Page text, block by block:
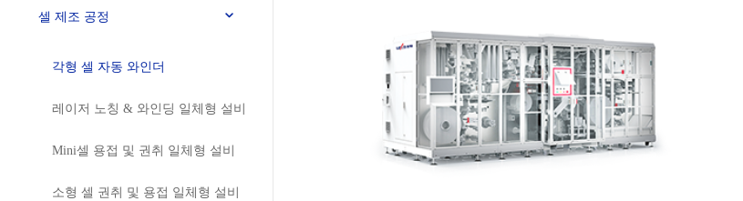
셀 제조 공정
각형 셀 자동 와인더
레이저 노칭 & 와인딩 일체형 설비
Mini셀 용접 및 권취 일체형 설비
소형 셀 권취 및 용접 일체형 설비